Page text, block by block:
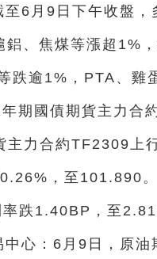
6月9日下午收盤，
、焦煤等漲超1%
跌逾1%，PTA、雞
期國債期貨主力合
主力合約TF2309上
，至101.890
跌1.40BP，至
中心：6月9日，原